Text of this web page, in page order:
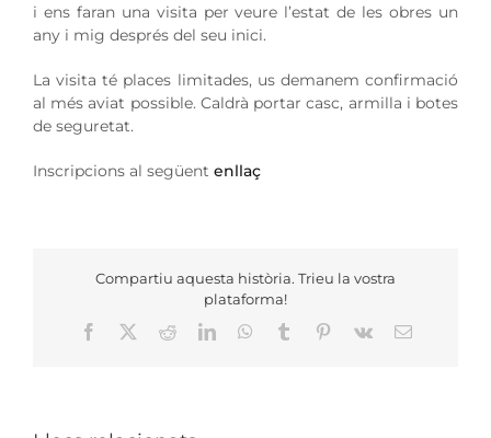
i ens faran una visita per veure l’estat de les obres un
any i mig després del seu inici.
La visita té places limitades, us demanem confirmació
al més aviat possible. Caldrà portar casc, armilla i botes
de seguretat.
Inscripcions al següent enllaç
Compartiu aquesta història. Trieu la vostra
plataforma!
Facebook
RedditLinkedInWhatsApp
Tumblr Pinterest
Vk Email: